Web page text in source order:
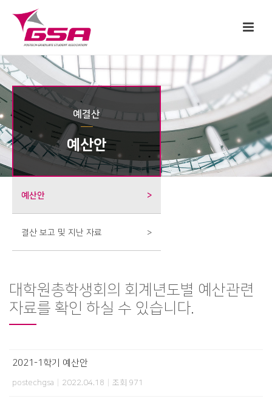
예결산
예산안
예산안 >
결산 보고 및 지난 자료 >
대학원총학생회의 회계년도별 예산관련
자료를 확인 하실 수 있습니다.
2021-1학기 예산안
postechgsa 2022.04.18 조회 971